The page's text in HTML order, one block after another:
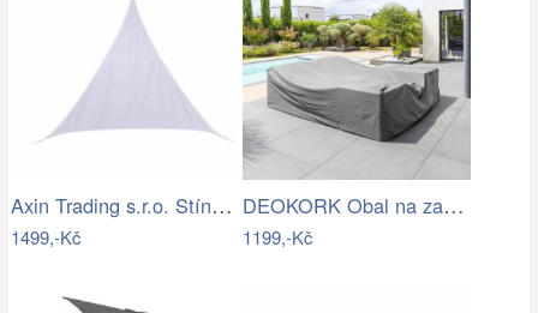
Axin Trading s.r.o. Stínící plachta…
1499,-Kč
DEOKORK Obal na zahradní nábytek…
1199,-Kč